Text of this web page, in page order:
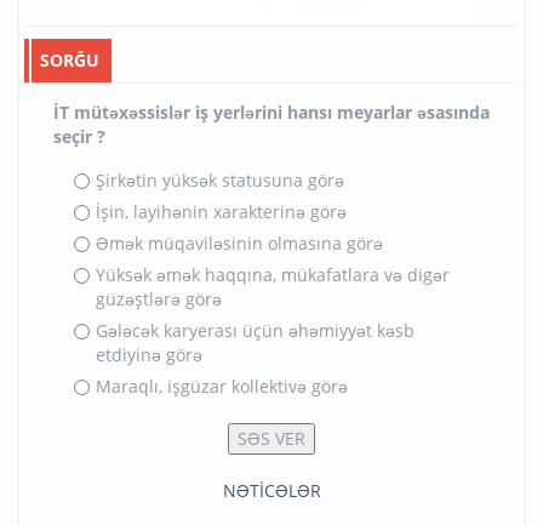
SORĞU
İT mütəxəssislər iş yerlərini hansı meyarlar əsasında
seçir ?
Şirkətin yüksək statusuna görə
İşin, layihənin xarakterinə görə
Əmək müqaviləsinin olmasına görə
Yüksək əmək haqqına, mükafatlara və digər
güzəştlərə görə
Gələcək karyerası üçün əhəmiyyət kəsb
etdiyinə görə
Maraqlı, işgüzar kollektivə görə
NƏTİCƏLƏR